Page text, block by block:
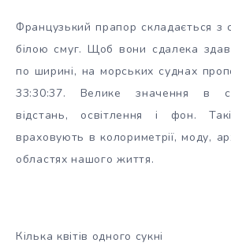
Французький прапор складається з
білою смуг. Щоб вони сдалека
по ширині, на морських суднах
33:30:37. Велике значення в
відстань, освітлення і фон.
враховують в колориметрії, моду,
областях нашого життя.
Кілька квітів одного сукні